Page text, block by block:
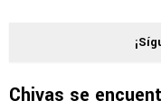
Chivas se